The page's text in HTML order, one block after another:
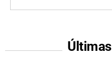
Últimas